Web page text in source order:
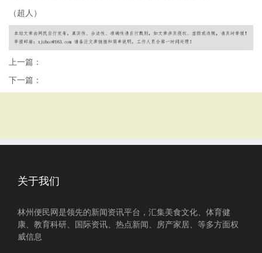
（超人）
上一篇：
下一篇：
关于我们
林州便民网是领先的新闻资讯平台，汇集美食文化、体育健
康、教育科研、国际资讯、热点新闻、房产家居、等多方面权
威信息